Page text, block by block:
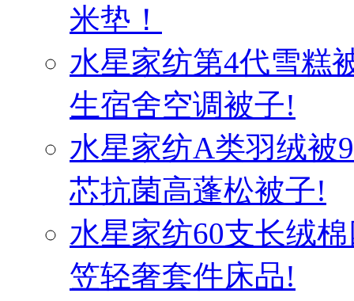
米垫！
水星家纺第4代雪糕
生宿舍空调被子!
水星家纺A类羽绒被
芯抗菌高蓬松被子!
水星家纺60支长绒
笠轻奢套件床品!